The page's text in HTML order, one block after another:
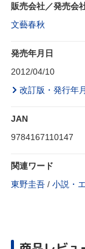
販売会社／発売会
文藝春秋
発売年月日
2012/04/10
改訂版・発行年
JAN
9784167110147
関連ワード
東野圭吾 / 小説・